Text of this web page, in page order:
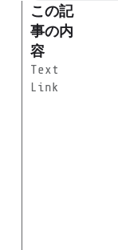
この記
事の内
容
Text
Link